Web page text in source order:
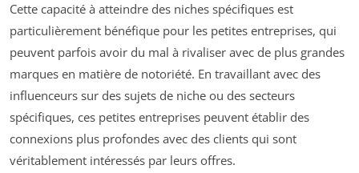
Cette capacité à atteindre des niches spécifiques est
particulièrement bénéfique pour les petites entreprises, qui
peuvent parfois avoir du mal à rivaliser avec de plus grandes
marques en matière de notoriété. En travaillant avec des
influenceurs sur des sujets de niche ou des secteurs
spécifiques, ces petites entreprises peuvent établir des
connexions plus profondes avec des clients qui sont
véritablement intéressés par leurs offres.